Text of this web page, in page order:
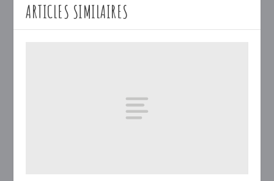
ARTICLES SIMILAIRES